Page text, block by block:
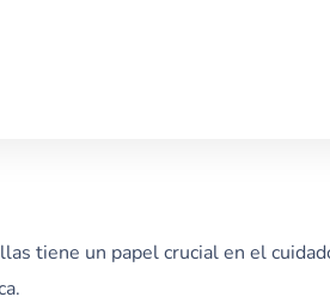
tiene un papel crucial en el